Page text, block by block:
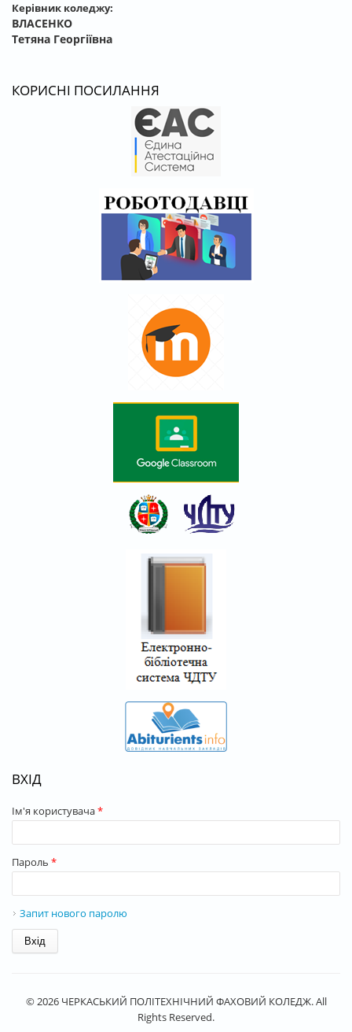
Керівник коледжу:
ВЛАСЕНКО
Тетяна Георгіївна
КОРИСНІ ПОСИЛАННЯ
ВХІД
Ім'я користувача*
Пароль *
Запит нового паролю
© 2026 ЧЕРКАСЬКИЙ ПОЛІТЕХНІЧНИЙ ФАХОВИЙ КОЛЕДЖ. All
Rights Reserved.